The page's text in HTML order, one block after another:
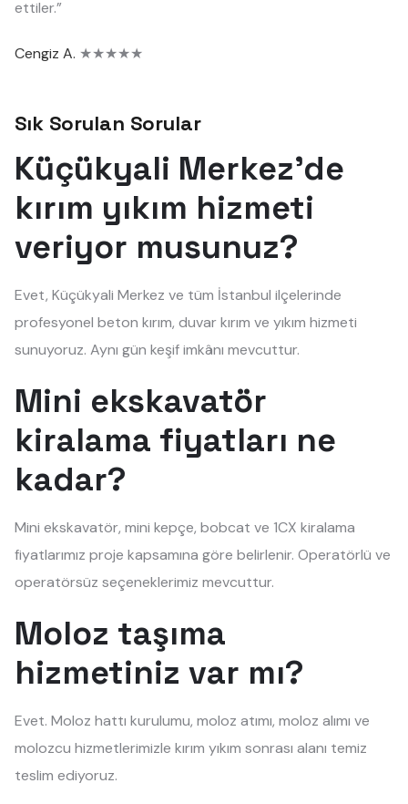
ettiler.”
Cengiz A. ★★★★★
Sık Sorulan Sorular
Küçükyali Merkez'de
kırım yıkım hizmeti
veriyor musunuz?
Evet, Küçükyali Merkez ve tüm İstanbul ilçelerinde
profesyonel beton kırım, duvar kırım ve yıkım hizmeti
sunuyoruz. Aynı gün keşif imkânı mevcuttur.
Mini ekskavatör
kiralama fiyatları ne
kadar?
Mini ekskavatör, mini kepçe, bobcat ve 1CX kiralama
fiyatlarımız proje kapsamına göre belirlenir. Operatörlü ve
operatörsüz seçeneklerimiz mevcuttur.
Moloz taşıma
hizmetiniz var mı?
Evet. Moloz hattı kurulumu, moloz atımı, moloz alımı ve
molozcu hizmetlerimizle kırım yıkım sonrası alanı temiz
teslim ediyoruz.